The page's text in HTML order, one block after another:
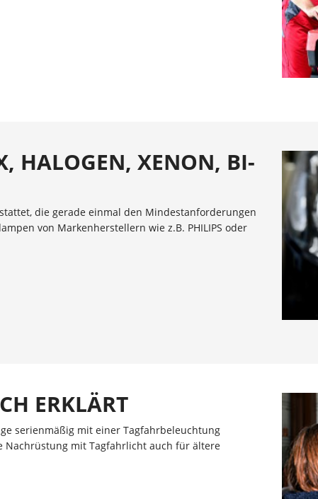
HALOGEN, XENON, BI-
die gerade einmal den Mindestanforderungen
von Markenherstellern wie z.B. PHILIPS oder
ERKLÄRT
serienmäßig mit einer Tagfahrbeleuchtung
mit Tagfahrlicht auch für ältere